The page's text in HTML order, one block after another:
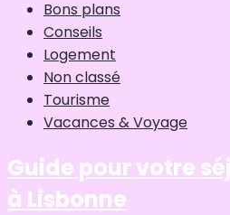
Bons plans
Conseils
Logement
Non classé
Tourisme
Vacances & Voyage
Guide pour votre
à Lisbonne